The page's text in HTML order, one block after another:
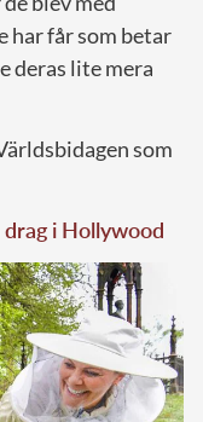
har får som betar
deras lite mera
som
i Hollywood